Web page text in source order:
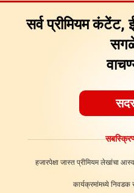
सर्व प्रीमियम कंटेंट,
हजारपेक्षा जास्त प्रीमियम लेखांचा
कार्यक्रमांमध्ये निवडक